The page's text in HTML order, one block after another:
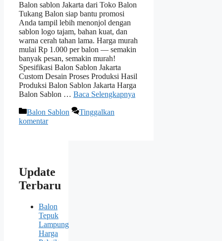
Balon sablon Jakarta dari Toko Balon
Tukang Balon siap bantu promosi
Anda tampil lebih menonjol dengan
sablon logo tajam, bahan kuat, dan
warna cerah tahan lama. Harga murah
mulai Rp 1.000 per balon — semakin
banyak pesan, semakin murah!
Spesifikasi Balon Sablon Jakarta
Custom Desain Proses Produksi Hasil
Produksi Balon Sablon Jakarta Harga
Balon Sablon … Baca Selengkapnya
Kategori
Balon Sablon
Tinggalkan
komentar
Update
Terbaru
Balon
Tepuk
Lampung
Harga